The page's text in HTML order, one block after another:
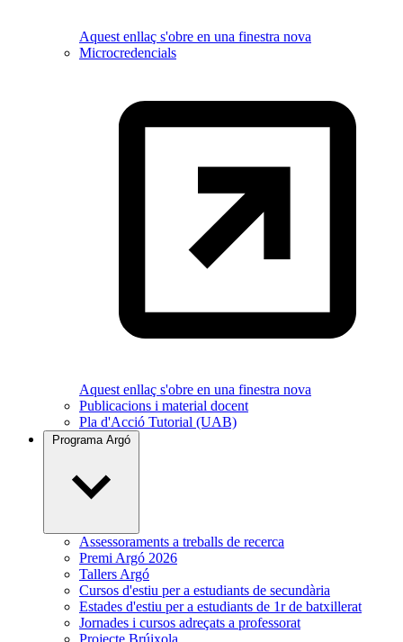
Aquest enllaç s'obre en una finestra nova
Microcredencials
Aquest enllaç s'obre en una finestra nova
Publicacions i material docent
Pla d'Acció Tutorial (UAB)
Programa Argó
Assessoraments a treballs de recerca
Premi Argó 2026
Tallers Argó
Cursos d'estiu per a estudiants de secundària
Estades d'estiu per a estudiants de 1r de batxillerat
Jornades i cursos adreçats a professorat
Projecte Brúixola